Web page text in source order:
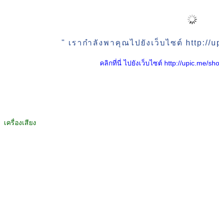
" เรากำลังพาคุณไปยังเว็บไซต์ http://
คลิกที่นี่ ไปยังเว็บไซต์ http://upic.me/
เครื่องเสียง